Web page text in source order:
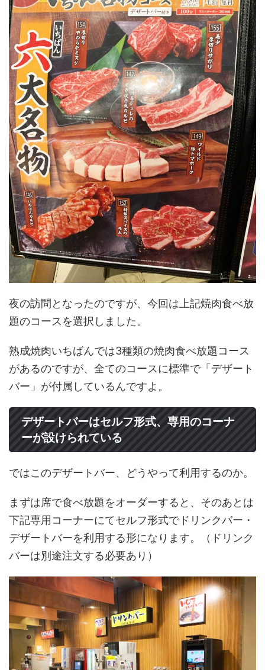
夜の訪問となったのですが、今回は上記焼肉食べ放
題のコースを選択しました。
熟成焼肉いちばんでは3種類の焼肉食べ放題コース
があるのですが、全てのコースに標準で「デザート
バー」が付属しているんですよ。
デザートバーはセルフ形式、専用のコーナ
ーが設けられている
ではこのデザートバー、どうやって利用するのか。
まずは席で食べ放題をオーダーすると、そのあとは
下記専用コーナーにてセルフ形式でドリンクバー・
デザートバーを利用する形になります。（ドリンク
バーは別途注文する必要あり）